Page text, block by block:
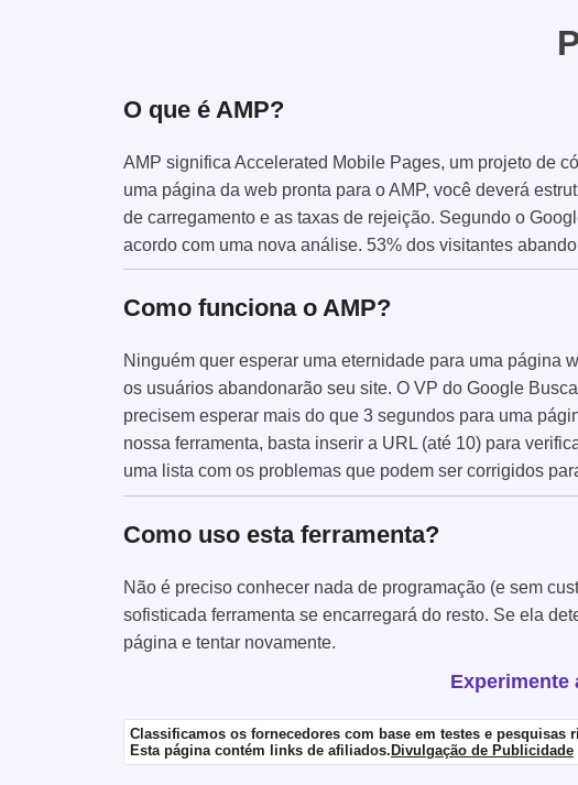
O que é AMP?
AMP significa Accelerated Mobile Pages, um projeto de
uma página da web pronta para o AMP, você deverá
de carregamento e as taxas de rejeição. Segundo o
acordo com uma nova análise. 53% dos visitantes
Como funciona o AMP?
Ninguém quer esperar uma eternidade para uma página
os usuários abandonarão seu site. O VP do Google
precisem esperar mais do que 3 segundos para uma
nossa ferramenta, basta inserir a URL (até 10) para
uma lista com os problemas que podem ser corrigidos
Como uso esta ferramenta?
Não é preciso conhecer nada de programação (e sem
sofisticada ferramenta se encarregará do resto. Se ela
página e tentar novamente.
Experimente
Classificamos os fornecedores com base em testes e
Esta página contém links de afiliados. Divulgação de Publicidade